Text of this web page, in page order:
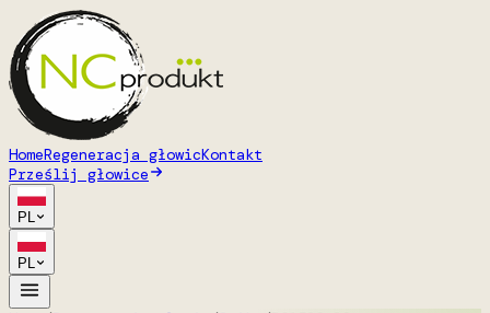
HomeRegeneracja głowicKontakt
Prześlij głowice
PL
PL